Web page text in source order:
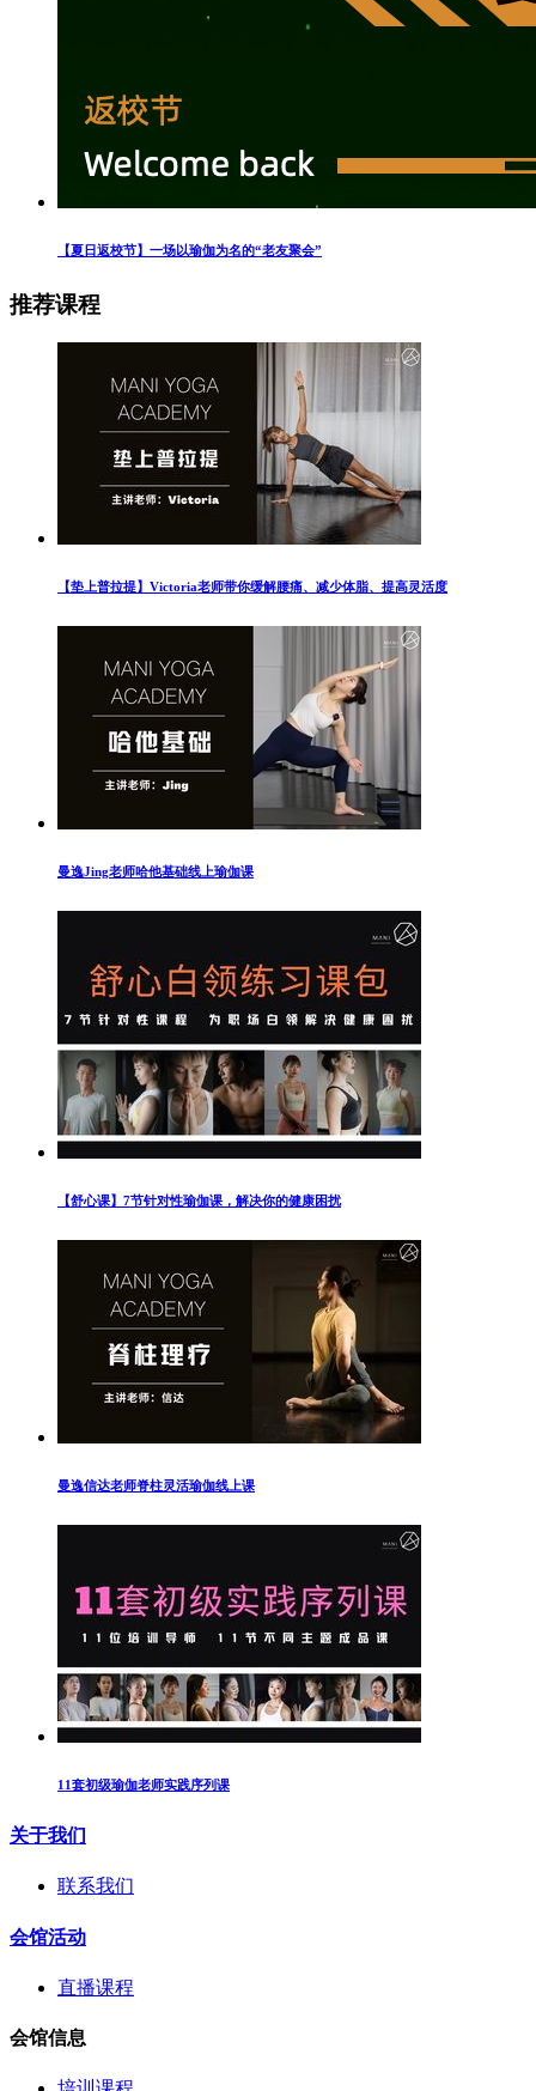
【夏日返校节】一场以瑜伽为名的“老友聚会”
推荐课程
【垫上普拉提】Victoria老师带你缓解腰痛、减少体脂、提高灵活度
曼逸Jing老师哈他基础线上瑜伽课
【舒心课】7节针对性瑜伽课，解决你的健康困扰
曼逸信达老师脊柱灵活瑜伽线上课
11套初级瑜伽老师实践序列课
关于我们
联系我们
会馆活动
直播课程
会馆信息